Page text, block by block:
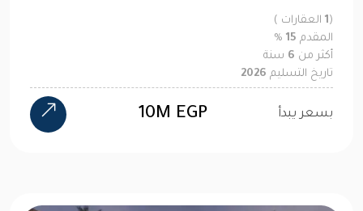
(
1 العقارات )
المقدم 15
%
أكثر من 6 سنة
تاريخ التسليم 2026
بسعر يبدأ 10M EGP